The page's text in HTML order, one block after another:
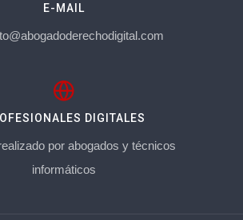
E-MAIL
DIGITALES
por abogados y técnicos
informáticos